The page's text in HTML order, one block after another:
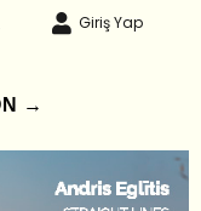
Giriş Yap
→